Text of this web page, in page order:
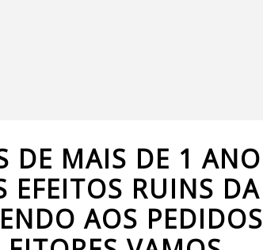
DE MAIS DE 1 ANO
EFEITOS RUINS DA
AOS PEDIDOS